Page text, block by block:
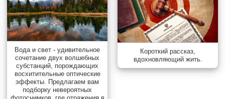
Вода и свет - удивительное
сочетание двух волшебных
субстанций, порождающих
восхитительные оптические
эффекты. Предлагаем вам
подборку невероятных
Короткий рассказ,
вдохновляющий жить.